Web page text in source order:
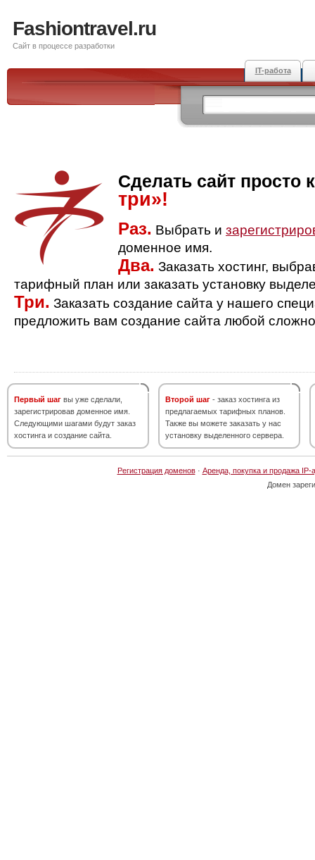
Fashiontravel.ru
Сайт в процессе разработки
IT-работа
Сделать сайт просто
три»!
Раз. Выбрать и
доменное имя.
Два. Заказать хостинг,
тарифный план или заказать установку
Три. Заказать создание сайта у нашего
предложить вам создание сайта любой
Первый шаг вы уже сделали,
зарегистрировав доменное имя.
Следующими шагами будут заказ
хостинга и создание сайта.
Второй шаг - заказ хостинга из
предлагаемых тарифных планов.
Также вы можете заказать у нас
установку выделенного сервера.
Регистрация доменов· Аренда, покупка и продажа IP-
Домен